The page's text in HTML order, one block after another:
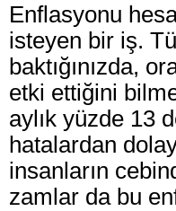
Enflasyonu
isteyen bir iş.
baktığınızda,
etki ettiğini
aylık yüzde 13
hatalardan
insanların
zamlar da bu